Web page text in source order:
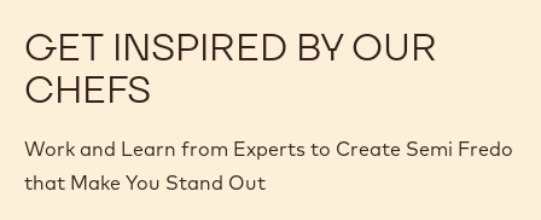
GET INSPIRED BY OUR
CHEFS
Work and Learn from Experts to Create Semi Fredo
that Make You Stand Out